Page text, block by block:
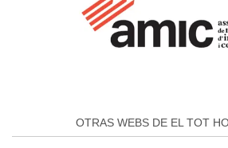
OTRAS WEBS DE EL TOT